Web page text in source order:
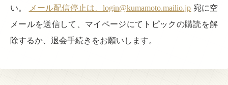
い。
メール配信停止は、login@kumamoto.mailio.jp 宛に空
メールを送信して、マイページにてトピックの購読を解
除するか、退会手続きをお願いします。